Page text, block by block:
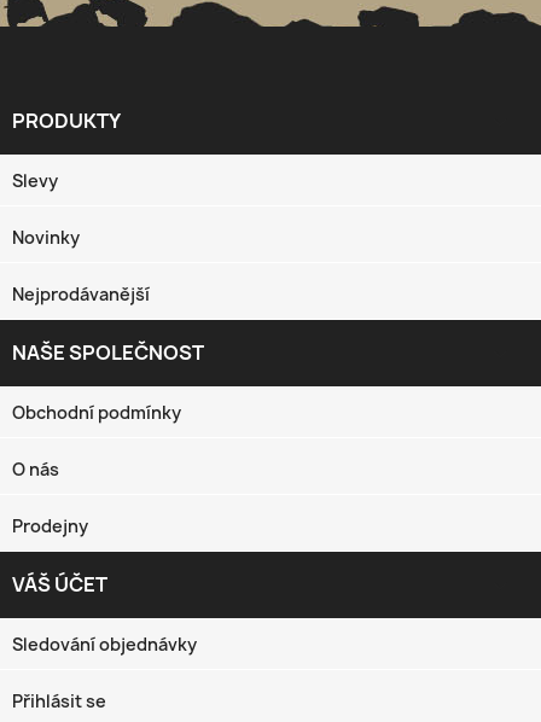
PRODUKTY
Slevy
Novinky
Nejprodávanější
NAŠE SPOLEČNOST
Obchodní podmínky
O nás
Prodejny
VÁŠ ÚČET
Sledování objednávky
Přihlásit se